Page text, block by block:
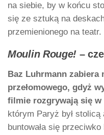
na siebie, by w końcu
się ze sztuką na
przemienionego na teatr.
Moulin Rouge! –
Baz Luhrmann zabiera
przełomowego, gdyż
filmie rozgrywają się w
którym Paryż był
buntowała się